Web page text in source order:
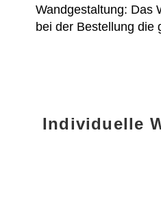
Wandgestaltung: Das
bei der Bestellung die
Individuelle